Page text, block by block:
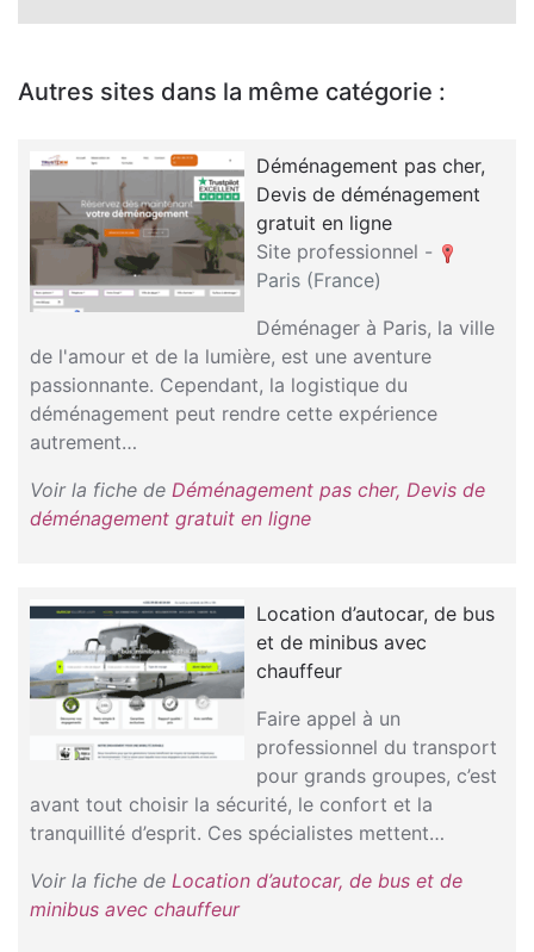
Autres sites dans la même catégorie :
Déménagement pas cher,
Devis de déménagement
gratuit en ligne
Site professionnel -
Paris (France)
Déménager à Paris, la ville
de l'amour et de la lumière, est une aventure
passionnante. Cependant, la logistique du
déménagement peut rendre cette expérience
autrement…
Voir la fiche de Déménagement pas cher, Devis de
déménagement gratuit en ligne
Location d’autocar, de bus
et de minibus avec
chauffeur
Faire appel à un
professionnel du transport
pour grands groupes, c’est
avant tout choisir la sécurité, le confort et la
tranquillité d’esprit. Ces spécialistes mettent…
Voir la fiche de Location d’autocar, de bus et de
minibus avec chauffeur